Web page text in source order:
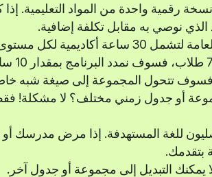
رقمية واحدة من المواد التعليمية.
نوصي به مقابل تكلفة إضافية.
المجموعة إلى صيغة شبه خاصة تشمل 20
للغة المستهدفة. إذا مرض مدرسك
بتقدمك.
يمكنك التبديل إلى مجموعة أو جدول آخر.